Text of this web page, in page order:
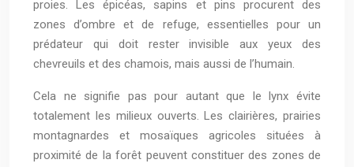
proies. Les épicéas, sapins et pins procurent des
zones d’ombre et de refuge, essentielles pour un
prédateur qui doit rester invisible aux yeux des
chevreuils et des chamois, mais aussi de l’humain.
Cela ne signifie pas pour autant que le lynx évite
totalement les milieux ouverts. Les clairières, prairies
montagnardes et mosaïques agricoles situées à
proximité de la forêt peuvent constituer des zones de